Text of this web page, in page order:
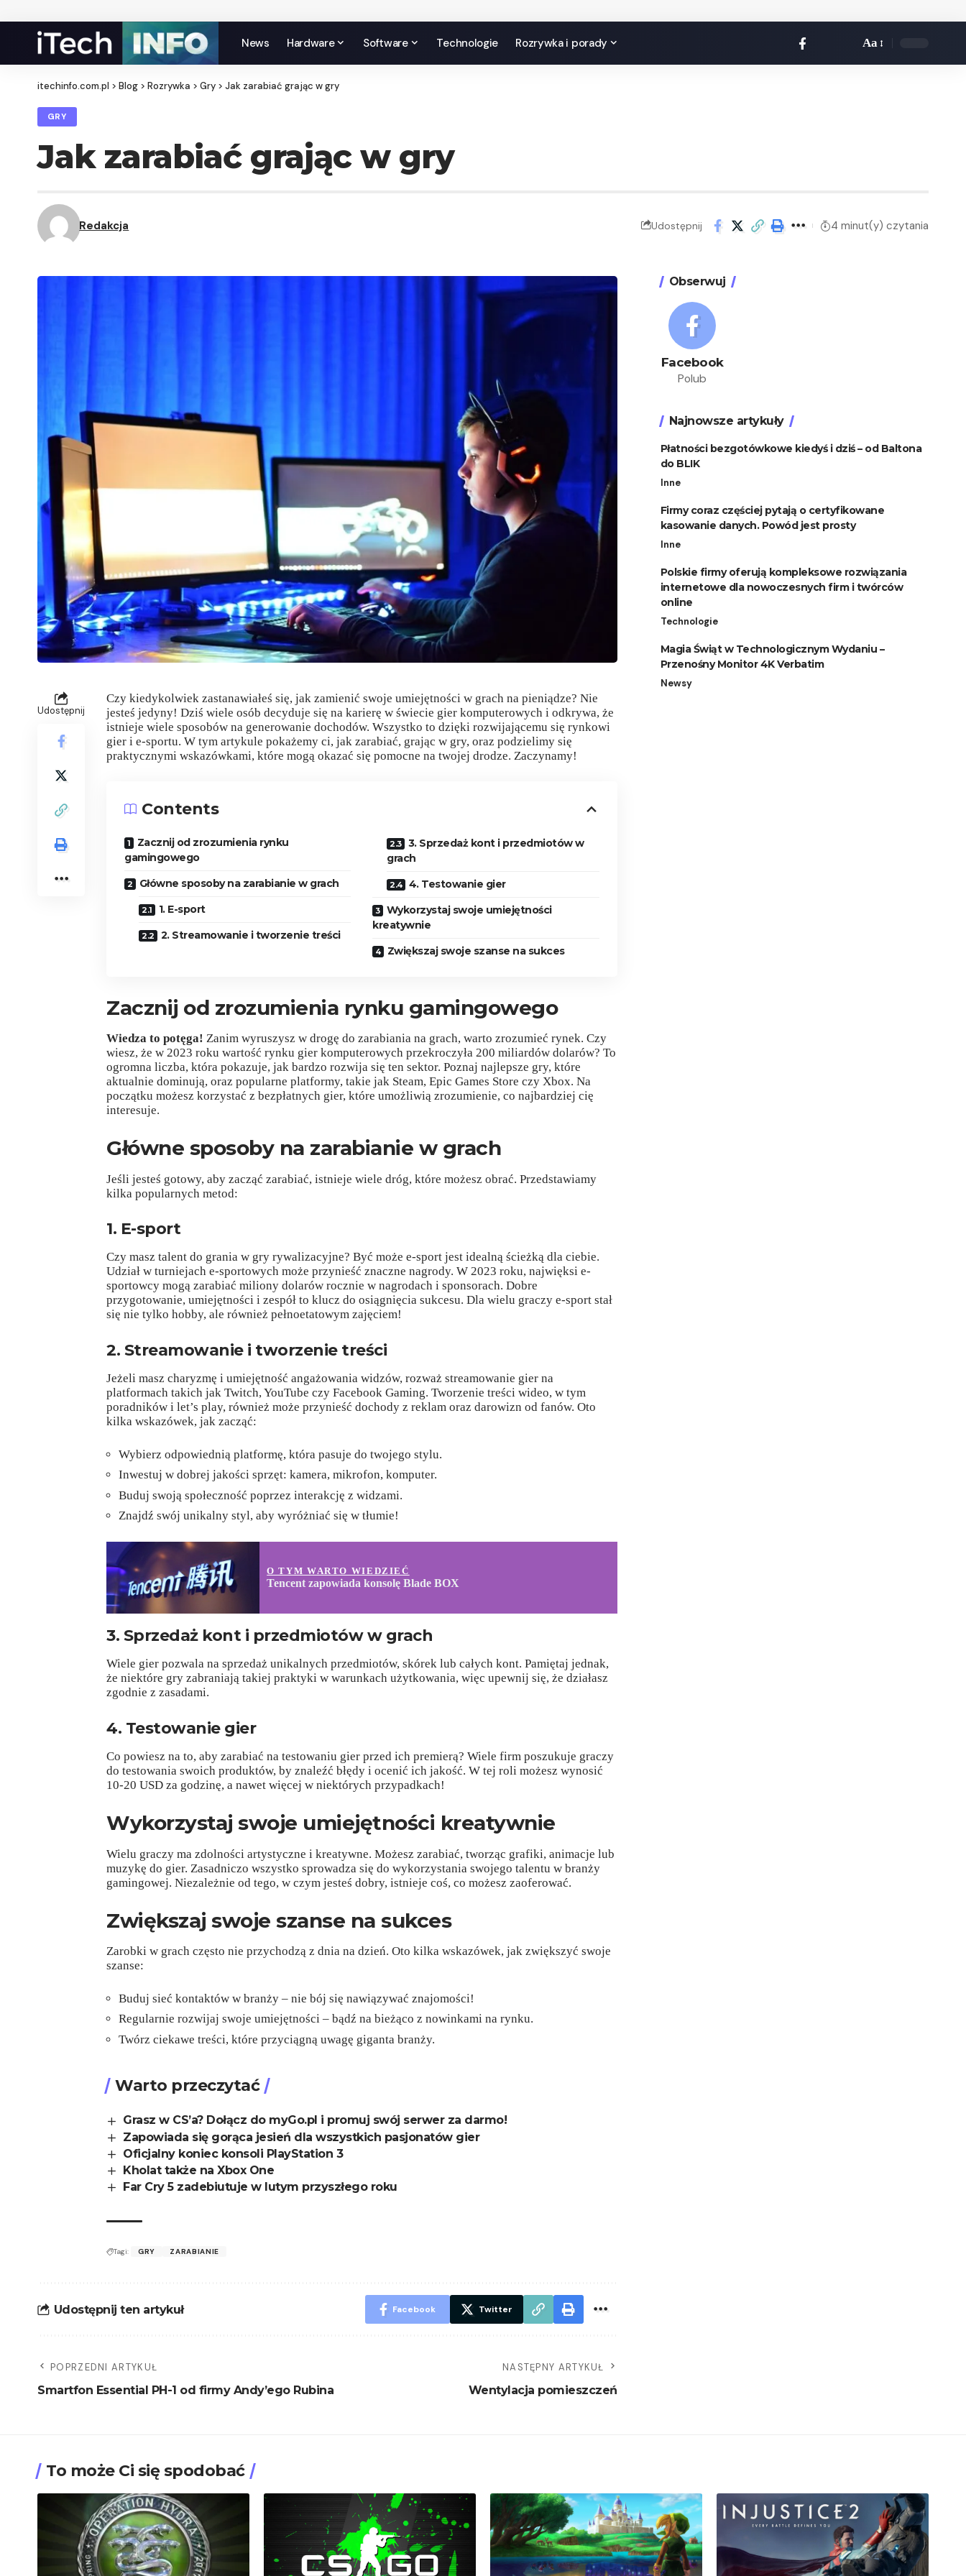
News Hardware Software Technologie Rozrywka i porady Aa
itechinfo.com.pl > Blog > Rozrywka > Gry > Jak zarabiać grając w gry
GRY
Jak zarabiać grając w gry
Redakcja Udostępnij 4 minut(y) czytania
Udostępnij
Czy kiedykolwiek zastanawiałeś się, jak zamienić swoje umiejętności w grach na pieniądze? Nie
jesteś jedyny! Dziś wiele osób decyduje się na karierę w świecie gier komputerowych i odkrywa, że
istnieje wiele sposobów na generowanie dochodów. Wszystko to dzięki rozwijającemu się rynkowi
gier i e-sportu. W tym artykule pokażemy ci, jak zarabiać, grając w gry, oraz podzielimy się
praktycznymi wskazówkami, które mogą okazać się pomocne na twojej drodze. Zaczynamy!
Contents
Zacznij od zrozumienia rynku
gamingowego
Główne sposoby na zarabianie w grach
1. E-sport
2. Streamowanie i tworzenie treści
3. Sprzedaż kont i przedmiotów w
grach
4. Testowanie gier
Wykorzystaj swoje umiejętności
kreatywnie
Zwiększaj swoje szanse na sukces
Zacznij od zrozumienia rynku gamingowego
Wiedza to potęga! Zanim wyruszysz w drogę do zarabiania na grach, warto zrozumieć rynek. Czy
wiesz, że w 2023 roku wartość rynku gier komputerowych przekroczyła 200 miliardów dolarów? To
ogromna liczba, która pokazuje, jak bardzo rozwija się ten sektor. Poznaj najlepsze gry, które
aktualnie dominują, oraz popularne platformy, takie jak Steam, Epic Games Store czy Xbox. Na
początku możesz korzystać z bezpłatnych gier, które umożliwią zrozumienie, co najbardziej cię
interesuje.
Główne sposoby na zarabianie w grach
Jeśli jesteś gotowy, aby zacząć zarabiać, istnieje wiele dróg, które możesz obrać. Przedstawiamy
kilka popularnych metod:
1. E-sport
Czy masz talent do grania w gry rywalizacyjne? Być może e-sport jest idealną ścieżką dla ciebie.
Udział w turniejach e-sportowych może przynieść znaczne nagrody. W 2023 roku, najwięksi e-
sportowcy mogą zarabiać miliony dolarów rocznie w nagrodach i sponsorach. Dobre
przygotowanie, umiejętności i zespół to klucz do osiągnięcia sukcesu. Dla wielu graczy e-sport stał
się nie tylko hobby, ale również pełnoetatowym zajęciem!
2. Streamowanie i tworzenie treści
Jeżeli masz charyzmę i umiejętność angażowania widzów, rozważ streamowanie gier na
platformach takich jak Twitch, YouTube czy Facebook Gaming. Tworzenie treści wideo, w tym
poradników i let’s play, również może przynieść dochody z reklam oraz darowizn od fanów. Oto
kilka wskazówek, jak zacząć:
Wybierz odpowiednią platformę, która pasuje do twojego stylu.
Inwestuj w dobrej jakości sprzęt: kamera, mikrofon, komputer.
Buduj swoją społeczność poprzez interakcję z widzami.
Znajdź swój unikalny styl, aby wyróżniać się w tłumie!
O TYM WARTO WIEDZIEĆ
Tencent zapowiada konsolę Blade BOX
3. Sprzedaż kont i przedmiotów w grach
Wiele gier pozwala na sprzedaż unikalnych przedmiotów, skórek lub całych kont. Pamiętaj jednak,
że niektóre gry zabraniają takiej praktyki w warunkach użytkowania, więc upewnij się, że działasz
zgodnie z zasadami.
4. Testowanie gier
Co powiesz na to, aby zarabiać na testowaniu gier przed ich premierą? Wiele firm poszukuje graczy
do testowania swoich produktów, by znaleźć błędy i ocenić ich jakość. W tej roli możesz wynosić
10-20 USD za godzinę, a nawet więcej w niektórych przypadkach!
Wykorzystaj swoje umiejętności kreatywnie
Wielu graczy ma zdolności artystyczne i kreatywne. Możesz zarabiać, tworząc grafiki, animacje lub
muzykę do gier. Zasadniczo wszystko sprowadza się do wykorzystania swojego talentu w branży
gamingowej. Niezależnie od tego, w czym jesteś dobry, istnieje coś, co możesz zaoferować.
Zwiększaj swoje szanse na sukces
Zarobki w grach często nie przychodzą z dnia na dzień. Oto kilka wskazówek, jak zwiększyć swoje
szanse:
Buduj sieć kontaktów w branży – nie bój się nawiązywać znajomości!
Regularnie rozwijaj swoje umiejętności – bądź na bieżąco z nowinkami na rynku.
Twórz ciekawe treści, które przyciągną uwagę giganta branży.
Warto przeczytać
Grasz w CS’a? Dołącz do myGo.pl i promuj swój serwer za darmo!
Zapowiada się gorąca jesień dla wszystkich pasjonatów gier
Oficjalny koniec konsoli PlayStation 3
Kholat także na Xbox One
Far Cry 5 zadebiutuje w lutym przyszłego roku
Tagi: GRY ZARABIANIE
Udostępnij ten artykuł Facebook Twitter
POPRZEDNI ARTYKUŁ
Smartfon Essential PH-1 od firmy Andy’ego Rubina
NASTĘPNY ARTYKUŁ
Wentylacja pomieszczeń
Obserwuj
Facebook
Polub
Najnowsze artykuły
Płatności bezgotówkowe kiedyś i dziś – od Baltona
do BLIK
Inne
Firmy coraz częściej pytają o certyfikowane
kasowanie danych. Powód jest prosty
Inne
Polskie firmy oferują kompleksowe rozwiązania
internetowe dla nowoczesnych firm i twórców
online
Technologie
Magia Świąt w Technologicznym Wydaniu –
Przenośny Monitor 4K Verbatim
Newsy
To może Ci się spodobać